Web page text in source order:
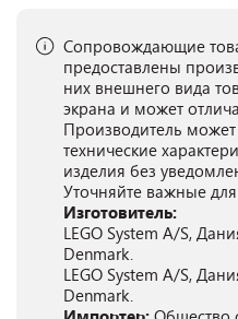
Сопровождающие
предоставлены
них внешнего вида
экрана и может
Производитель
технические
изделия без
Уточняйте важные
Изготовитель:
LEGO System A/S,
Denmark.
LEGO System A/S,
Denmark.